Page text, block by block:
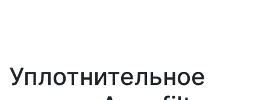
Уплотнительное